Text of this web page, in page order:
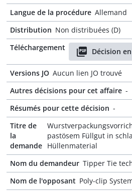
Langue de la procédure Allemand
Distribution Non distribuées (D)
Téléchargement
Décision
Versions JO Aucun lien JO trouvé
Autres décisions pour cet affaire -
Résumés pour cette décision -
Titre de
la
demande
pastösem Füllgut in
Hüllenmaterial
Nom du demandeur Tipper Tie
Nom de l'opposant Poly-clip